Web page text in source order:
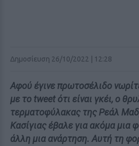
Δημοσίευση 26/10/2022 | 12:28
Αφού έγινε πρωτοσέλιδο
με το tweet ότι είναι γκέι, ο
τερματοφύλακας της Ρεάλ
Κασίγιας έβαλε για ακόμα μια
άλλη μια ανάρτηση. Αυτή τη